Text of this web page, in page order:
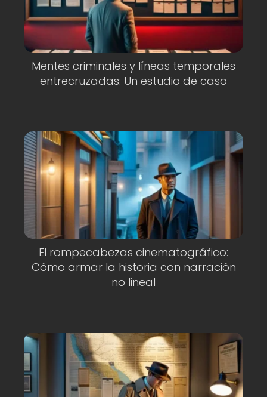
Mentes criminales y líneas temporales
entrecruzadas: Un estudio de caso
El rompecabezas cinematográfico:
Cómo armar la historia con narración
no lineal